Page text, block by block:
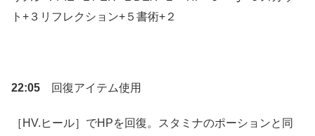
ト+３リフレクション+５書術+２
22:05 回復アイテム使用
［HV.ヒール］でHPを回復。スタミナのポーションと同